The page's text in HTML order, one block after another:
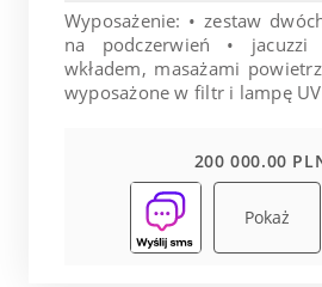
Wyposażenie: • zestaw
na podczerwień • jacuzzi
wkładem, masażami
wyposażone w filtr i lampę
200 000.00
Pokaż